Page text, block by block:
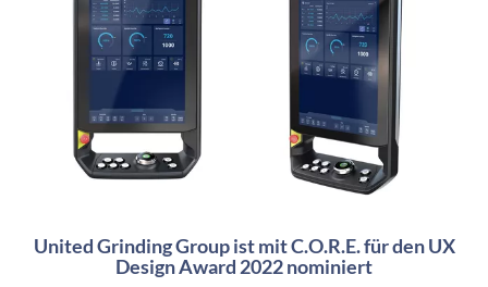
United Grinding Group ist mit C.O.R.E. für den UX
Design Award 2022 nominiert